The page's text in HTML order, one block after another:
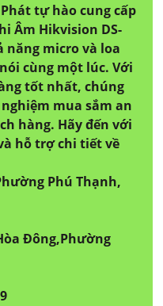
tự hào cung cấp
Âm Hikvision DS-
năng micro và loa
cùng một lúc. Với
tốt nhất, chúng
mua sắm an
hàng. Hãy đến với
hỗ trợ chi tiết về
Phú Thạnh,
Đông,Phường